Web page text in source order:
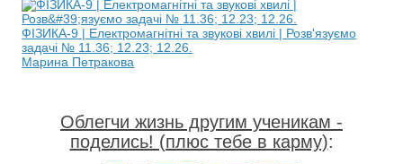
ФІЗИКА-9 | Електромагнітні та звукові хвилі | Розв'язуємо
задачі № 11.36; 12.23; 12.26.
Марина Петракова
Облегчи жизнь другим ученикам -
поделись! (плюс тебе в карму):